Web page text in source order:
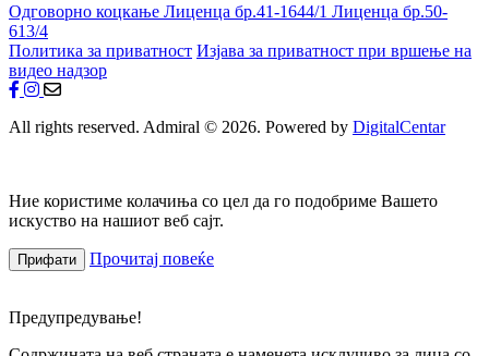
Одговорно коцкање Лиценца бр.41-1644/1 Лиценца бр.50-
613/4
Политика за приватност Изјава за приватност при вршење на
видео надзор
All rights reserved. Admiral © 2026. Powered by DigitalCentar
Ние користиме колачиња со цел да го подобриме Вашето
искуство на нашиот веб сајт.
Прифати Прочитај повеќе
Предупредување!